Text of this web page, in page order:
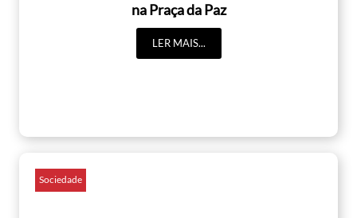
na Praça da Paz
LER MAIS...
Sociedade